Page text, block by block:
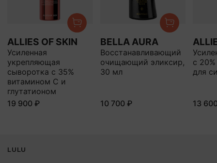
ALLIES OF SKIN
Усиленная
укрепляющая
сыворотка с 35%
витамином С и
глутатионом
19 900 ₽
BELLA AURA
Восстанавливающий
очищающий эликсир,
30 мл
10 700 ₽
с
для
13
LULU